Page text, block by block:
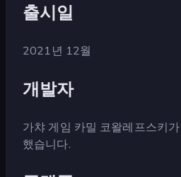
출시일
2021년 12월
개발자
가챠 게임 카밀 코왈레프스키
했습니다.